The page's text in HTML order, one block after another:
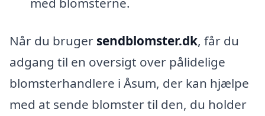
Når du bruger sendblomster.dk, får du
adgang til en oversigt over pålidelige
blomsterhandlere i Åsum, der kan hjælpe
med at sende blomster til den, du holder